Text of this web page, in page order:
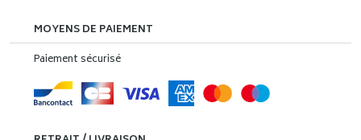
MOYENS DE PAIEMENT
Paiement sécurisé